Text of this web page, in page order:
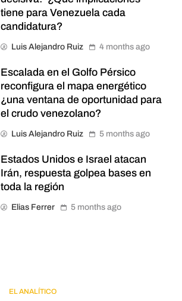
tiene para Venezuela cada
candidatura?
Luis Alejandro Ruiz 4 months ago
Escalada en el Golfo Pérsico
reconfigura el mapa energético
¿una ventana de oportunidad para
el crudo venezolano?
Luis Alejandro Ruiz 5 months ago
Estados Unidos e Israel atacan
Irán, respuesta golpea bases en
toda la región
Elias Ferrer 5 months ago
EL ANALÍTICO